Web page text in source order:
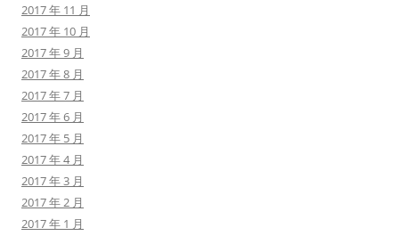
2017 年 11 月
2017 年 10 月
2017 年 9 月
2017 年 8 月
2017 年 7 月
2017 年 6 月
2017 年 5 月
2017 年 4 月
2017 年 3 月
2017 年 2 月
2017 年 1 月